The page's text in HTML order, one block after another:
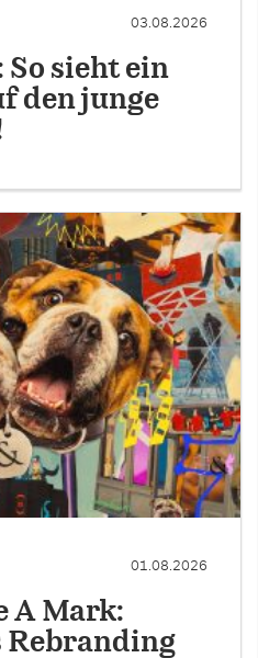
03.08.2026
So sieht ein
den junge
01.08.2026
A Mark:
Rebranding